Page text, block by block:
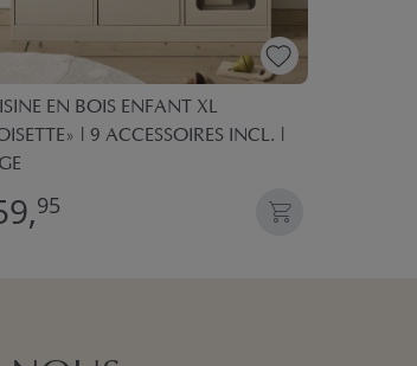
EN BOIS ENFANT XL
| 9 ACCESSOIRES INCL. |
95